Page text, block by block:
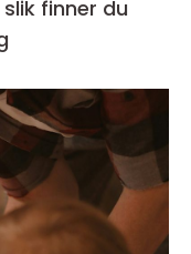
finner du